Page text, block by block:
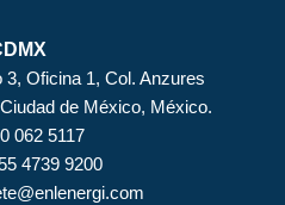
3, Oficina 1, Col. Anzures
de México, México.
062 5117
4739 9200